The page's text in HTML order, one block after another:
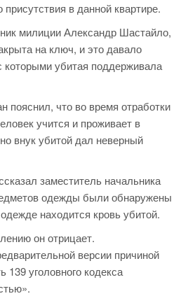
в данной квартире.
милиции Александр Шастайло,
на ключ, и это давало
которыми убитая поддерживала
пояснил, что во время отработки
учится и проживает в
внук убитой дал неверный
заместитель начальника
одежды были обнаружены
находится кровь убитой.
он отрицает.
версии причиной
уголовного кодекса